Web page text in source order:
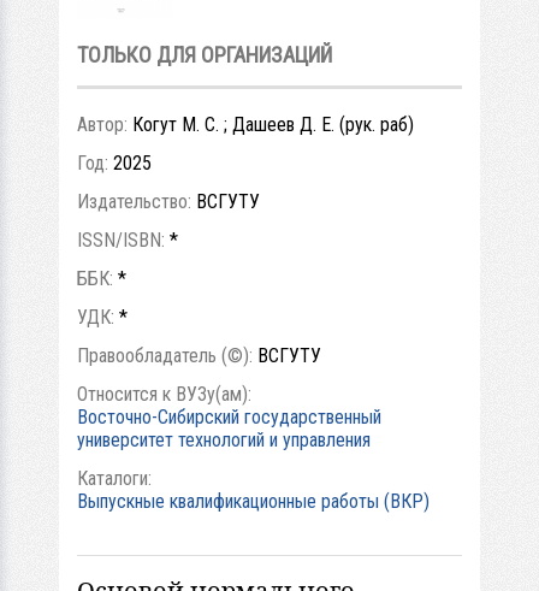
ТОЛЬКО ДЛЯ ОРГАНИЗАЦИЙ
Автор: Когут М. С. ; Дашеев Д. Е. (рук. раб)
Год: 2025
Издательство: ВСГУТУ
ISSN/ISBN: *
ББК: *
УДК: *
Правообладатель (©): ВСГУТУ
Относится к ВУЗу(ам):
Восточно-Сибирский государственный
университет технологий и управления
Каталоги:
Выпускные квалификационные работы (ВКР)